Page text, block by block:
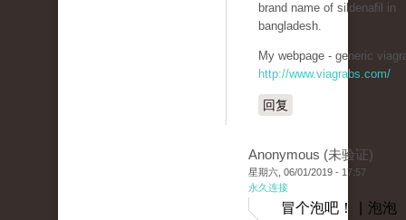
brand name of sildenafil in
bangladesh.
My webpage - generic
http://www.viagrabs.com/
回复
Anonymous (未验证)
星期六, 06/01/2019 - 17:57
永久连接
冒个泡吧！ | 泡泡